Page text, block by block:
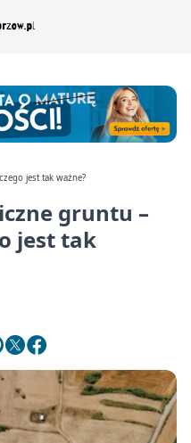
jest tak ważne?
gruntu –
jest tak